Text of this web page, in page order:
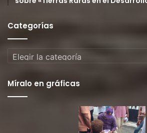
Categorías
Categorías
Míralo en gráficas